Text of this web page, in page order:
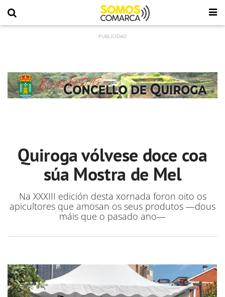
Quiroga vólvese doce coa
súa Mostra de Mel
Na XXXIII edición desta xornada foron oito os
apicultores que amosan os seus produtos —dous
máis que o pasado ano—